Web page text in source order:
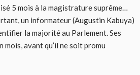
5 mois à la magistrature suprême…
un informateur (Augustin Kabuya)
la majorité au Parlement. Ses
avant qu’il ne soit promu